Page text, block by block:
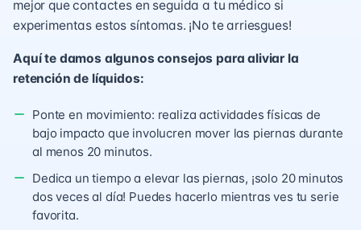
mejor que contactes en seguida a tu médico si
experimentas estos síntomas. ¡No te arriesgues!
Aquí te damos algunos consejos para aliviar la
retención de líquidos:
Ponte en movimiento: realiza actividades físicas de
bajo impacto que involucren mover las piernas durante
al menos 20 minutos.
Dedica un tiempo a elevar las piernas, ¡solo 20 minutos
dos veces al día! Puedes hacerlo mientras ves tu serie
favorita.